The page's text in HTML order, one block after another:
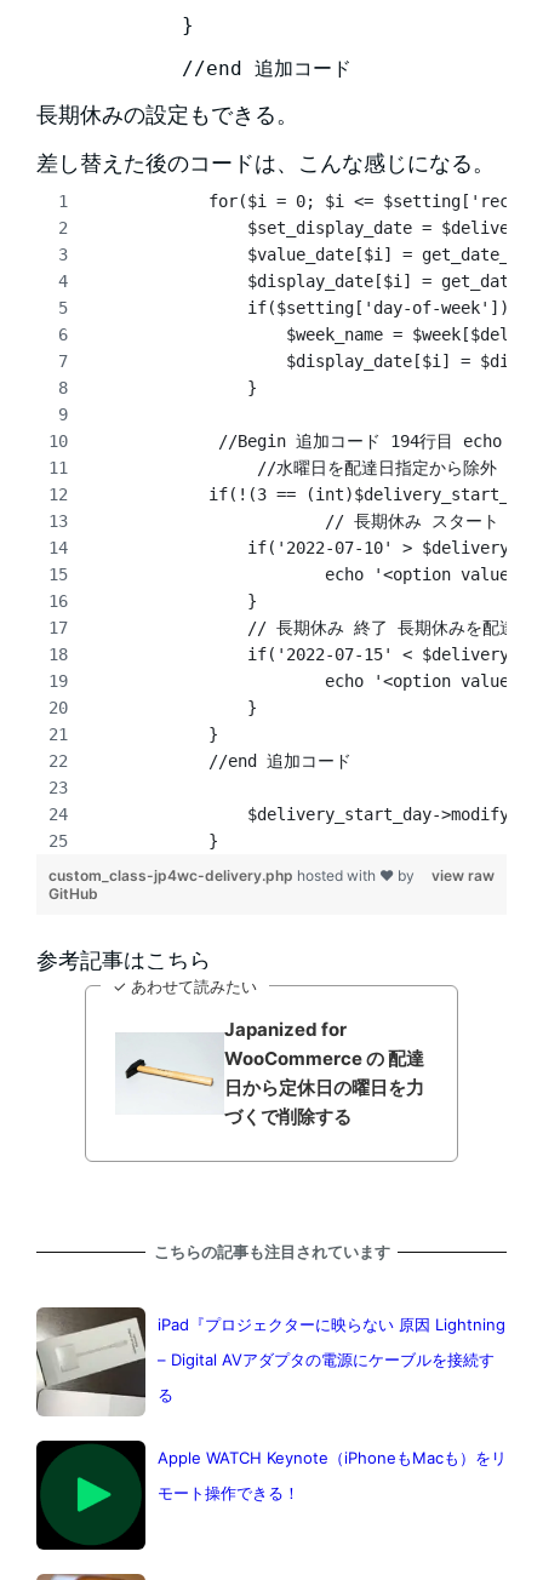
            //end 追加コード
長期休みの設定もできる。
差し替えた後のコードは、こんな感じになる。
for($i = 0; $i <=
$set_display_date =
$value_date[$i] =
$display_date[$i] =
                if($setting['day-of-week']){
$week_name =
$display_date[$i] =
                }
//Begin 追加コード 194行目 echo
          	 //水曜日を配達日指定から除外
if(!(3 ==
// 長期休み スタ
if('2022-07-10' >
echo
            	}
// 長期休み 終了 長期休みを配
if('2022-07-15' <
echo
            	}
            }
            //end 追加コード
$delivery_start_day->modify('+
            }
view raw
custom_class-jp4wc-delivery.php hosted with ❤ by
GitHub
参考記事はこちら
✓ あわせて読みたい
Japanized for
WooCommerce の 配達
日から定休日の曜日を力
づくで削除する
こちらの記事も注目されています
iPad『プロジェクターに映らない 原因 Lightning
– Digital AVアダプタの電源にケーブルを接続す
る
Apple WATCH Keynote（iPhoneもMacも）をリ
モート操作できる！